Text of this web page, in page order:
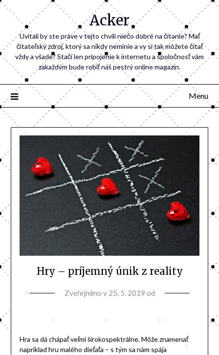
Acker
Uvítali by ste práve v tejto chvíli niečo dobré na čítanie? Mať
čitateľský zdroj, ktorý sa nikdy neminie a vy si tak môžete čítať
vždy a všade? Stačí len pripojenie k internetu a spoločnosť vám
zakaždým bude robiť náš pestrý online magazín.
Menu
Hry – príjemný únik z reality
Zveřejněno v 25. 5. 2019 od
Hra sa dá chápať veľmi širokospektrálne. Môže znamenať
napríklad hru malého dieťaťa – s tým sa nám spája